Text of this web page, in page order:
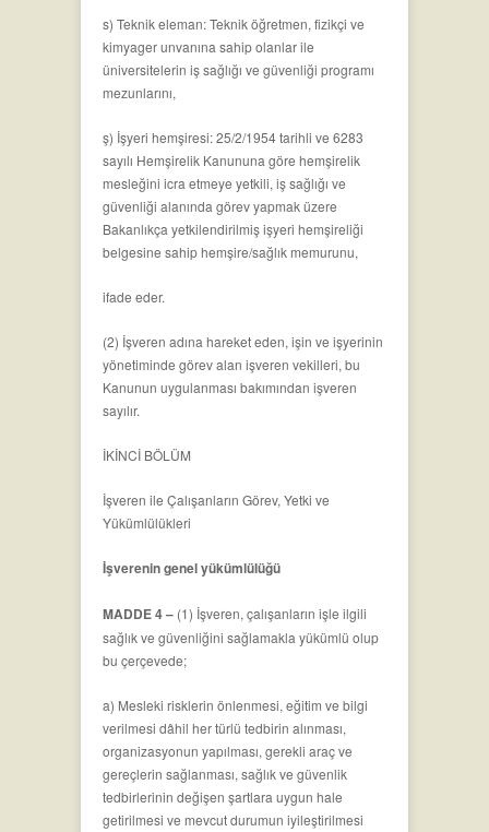
s) Teknik eleman: Teknik öğretmen, fizikçi ve
kimyager unvanına sahip olanlar ile
üniversitelerin iş sağlığı ve güvenliği programı
mezunlarını,
ş) İşyeri hemşiresi: 25/2/1954 tarihli ve 6283
sayılı Hemşirelik Kanununa göre hemşirelik
mesleğini icra etmeye yetkili, iş sağlığı ve
güvenliği alanında görev yapmak üzere
Bakanlıkça yetkilendirilmiş işyeri hemşireliği
belgesine sahip hemşire/sağlık memurunu,
ifade eder.
(2) İşveren adına hareket eden, işin ve işyerinin
yönetiminde görev alan işveren vekilleri, bu
Kanunun uygulanması bakımından işveren
sayılır.
İKİNCİ BÖLÜM
İşveren ile Çalışanların Görev, Yetki ve
Yükümlülükleri
İşverenin genel yükümlülüğü
MADDE 4 – (1) İşveren, çalışanların işle ilgili
sağlık ve güvenliğini sağlamakla yükümlü olup
bu çerçevede;
a) Mesleki risklerin önlenmesi, eğitim ve bilgi
verilmesi dâhil her türlü tedbirin alınması,
organizasyonun yapılması, gerekli araç ve
gereçlerin sağlanması, sağlık ve güvenlik
tedbirlerinin değişen şartlara uygun hale
getirilmesi ve mevcut durumun iyileştirilmesi